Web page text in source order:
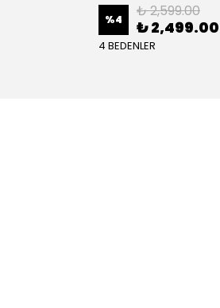
%4 ₺ 2,599.00
₺ 2,499.00
4 BEDENLER